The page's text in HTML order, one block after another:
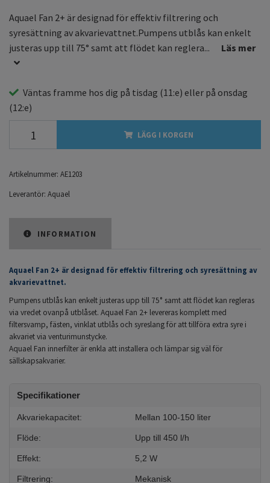
Aquael Fan 2+ är designad för effektiv filtrering och
syresättning av akvarievattnet.Pumpens utblås kan enkelt
justeras upp till 75° samt att flödet kan reglera...
Läs mer
Väntas framme hos dig på tisdag (11:e) eller på onsdag
(12:e)
LÄGG I KORGEN
Artikelnummer: AE1203
Leverantör: Aquael
INFORMATION
Aquael Fan 2+ är designad för effektiv filtrering och syresättning av
akvarievattnet.
Pumpens utblås kan enkelt justeras upp till 75° samt att flödet kan regleras
via vredet ovanpå utblåset. Aquael Fan 2+ levereras komplett med
filtersvamp, fästen, vinklat utblås och syreslang för att tillföra extra syre i
akvariet via venturimunstycke.
Aquael Fan innerfilter är enkla att installera och lämpar sig väl för
sällskapsakvarier.
Specifikationer
Akvariekapacitet: Mellan 100-150 liter
Flöde: Upp till 450 l/h
Effekt: 5,2 W
Filtrering: Mekanisk